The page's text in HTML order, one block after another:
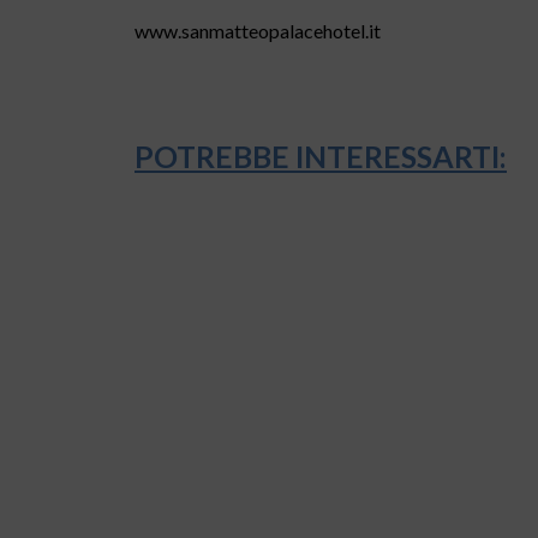
www.sanmatteopalacehotel.it
POTREBBE INTERESSARTI: